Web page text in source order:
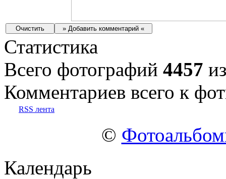
Статистика
Всего фотографий 4457
Комментариев всего к
RSS лента
©
Календарь